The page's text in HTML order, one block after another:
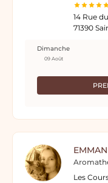
14 Rue
71390
Dimanche
09 Août